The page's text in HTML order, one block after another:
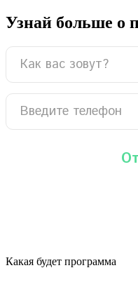
Узнай больше о
Какая будет программа